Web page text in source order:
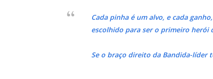
Cada pinha é um alvo, e cada
escolhido para ser o primeiro herói
Se o braço direito da Bandida-líder